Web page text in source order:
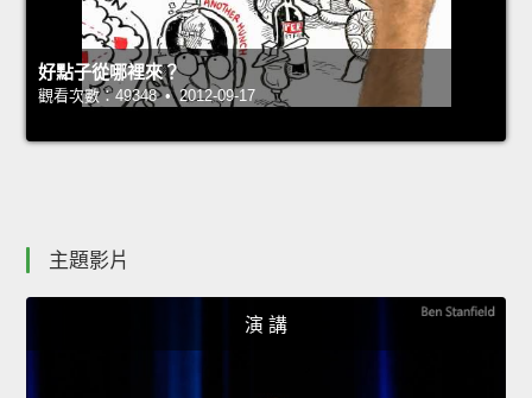
好點子從哪裡來？
觀看次數：49348 • 2012-09-17
主題影片
演 講